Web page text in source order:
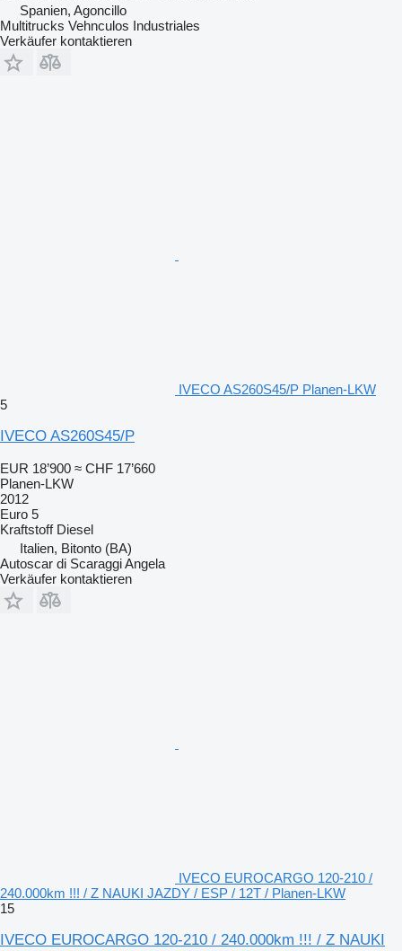
Spanien, Agoncillo
Multitrucks Vehnculos Industriales
Verkäufer kontaktieren
IVECO AS260S45/P Planen-LKW
5
IVECO AS260S45/P
EUR 18’900 ≈ CHF 17’660
Planen-LKW
2012
Euro 5
Kraftstoff Diesel
Italien, Bitonto (BA)
Autoscar di Scaraggi Angela
Verkäufer kontaktieren
IVECO EUROCARGO 120-210 /
240.000km !!! / Z NAUKI JAZDY / ESP / 12T / Planen-LKW
15
IVECO EUROCARGO 120-210 / 240.000km !!! / Z NAUKI